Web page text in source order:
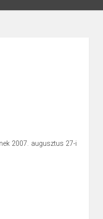
2007. augusztus 27-i